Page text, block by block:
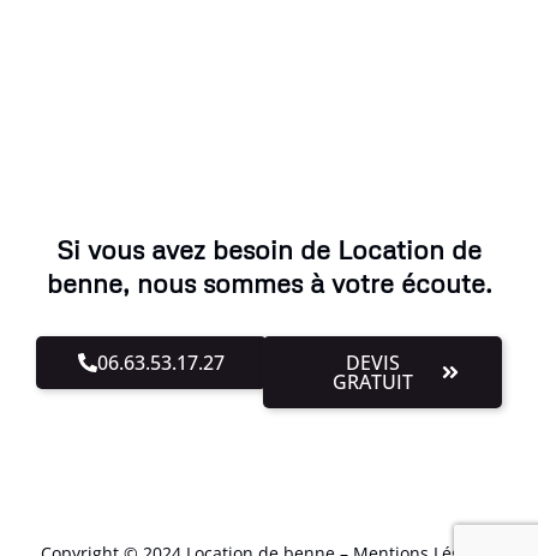
Si vous avez besoin de Location de
benne, nous sommes à votre écoute.
06.63.53.17.27 DEVIS
GRATUIT